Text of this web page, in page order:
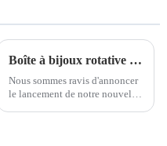
Boîte à bijoux rotative élégante : un incontournable pour chaque collection
Nous sommes ravis d'annoncer
le lancement de notre nouvelle